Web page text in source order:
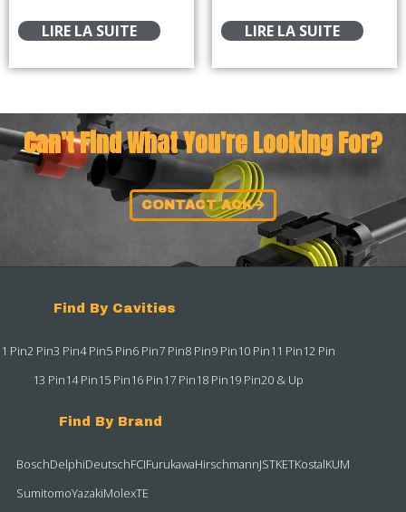
LIRE LA SUITE LIRE LA SUITE
Can't Find What You're Looking For?
CONTACT ACK
Find By Cavities
1 Pin2 Pin3 Pin4 Pin5 Pin6 Pin7 Pin8 Pin9 Pin10 Pin11 Pin12 Pin
13 Pin14 Pin15 Pin16 Pin17 Pin18 Pin19 Pin20 & Up
Find By Brand
BoschDelphiDeutschFCIFurukawaHirschmannJSTKETKostalKUM
SumitomoYazakiMolexTE